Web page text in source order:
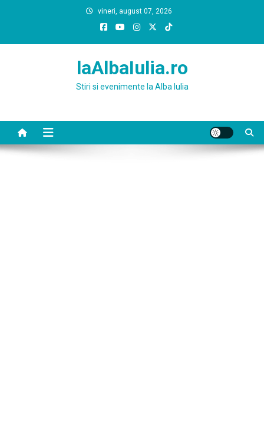
vineri, august 07, 2026
laAlbaIulia.ro
Stiri si evenimente la Alba Iulia